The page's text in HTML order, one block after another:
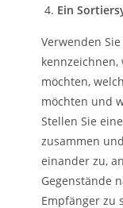
Ein
Verwenden
kennzeichnen,
möchten,
möchten und
Stellen Sie
zusammen
einander zu,
Gegenstände
Empfänger zu